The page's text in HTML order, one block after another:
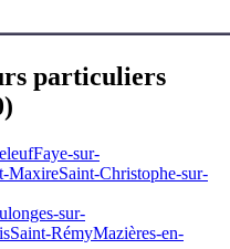
particuliers
Faye-sur-
MaxireSaint-Christophe-sur-
sur-
Saint-RémyMazières-en-